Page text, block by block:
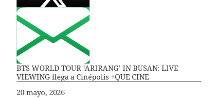
BTS WORLD TOUR ‘ARIRANG’ IN BUSAN: LIVE
VIEWING llega a Cinépolis +QUE CINE
Fecha
20 mayo, 2026